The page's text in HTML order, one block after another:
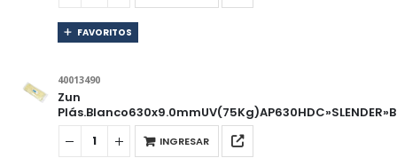
FAVORITOS
40013490
Zun
INGRESAR